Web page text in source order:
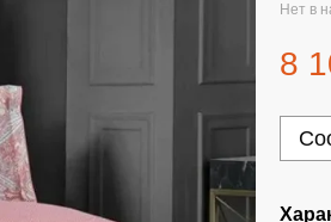
Нет в
8